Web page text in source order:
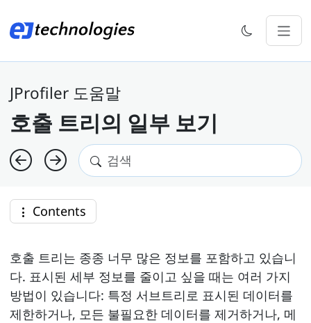
JProfiler 도움말
호출 트리의 일부 보기
Contents
호출 트리는 종종 너무 많은 정보를 포함하고 있습니
다. 표시된 세부 정보를 줄이고 싶을 때는 여러 가지
방법이 있습니다: 특정 서브트리로 표시된 데이터를
제한하거나, 모든 불필요한 데이터를 제거하거나, 메